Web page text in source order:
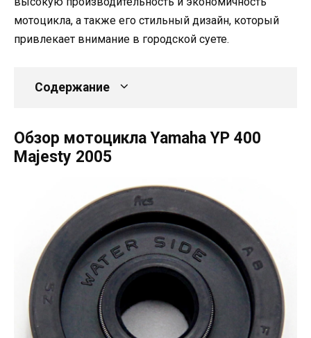
мотоцикла, а также его стильный дизайн, который
привлекает внимание в городской суете.
Содержание
Обзор мотоцикла Yamaha YP 400
Majesty 2005